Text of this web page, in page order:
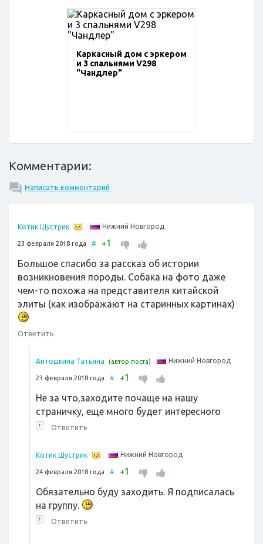
Каркасный дом с эркером
и 3 спальнями V298
"Чандлер"
Комментарии:
Написать комментарий
Котик Шустрик Нижний Новгород
23 февраля 2018 года # +1
Большое спасибо за рассказ об истории
возникновения породы. Собака на фото даже
чем-то похожа на представителя китайской
элиты (как изображают на старинных картинах)
Ответить
Антошкина Татьяна (автор поста) Нижний Новгород
23 февраля 2018 года # +1
Не за что,заходите почаще на нашу
страничку, еще много будет интересного
↑ Ответить
Котик Шустрик Нижний Новгород
24 февраля 2018 года # +1
Обязательно буду заходить. Я подписалась
на группу.
↑ Ответить